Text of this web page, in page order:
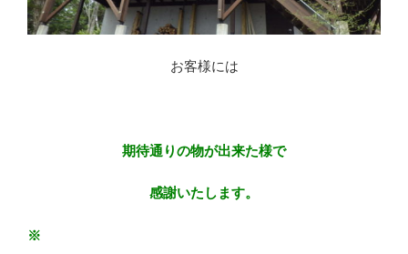
お客様には
期待通りの物が出来た様で
感謝いたします。
※